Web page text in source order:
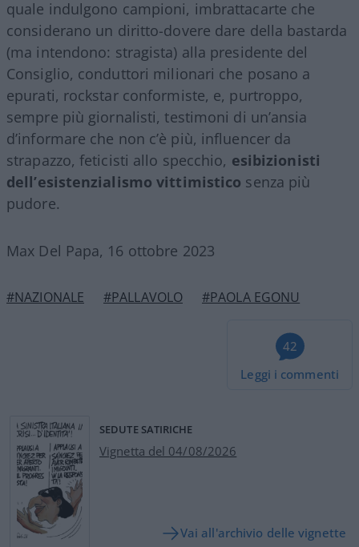
quale indulgono campioni, imbrattacarte che
considerano un diritto-dovere dare della bastarda
(ma intendono: stragista) alla presidente del
Consiglio, conduttori milionari che posano a
epurati, rockstar conformiste, e, purtroppo,
sempre più giornalisti, testimoni di un’ansia
d’informare che non c’è più, influencer da
strapazzo, feticisti allo specchio, esibizionisti
dell’esistenzialismo vittimistico senza più
pudore.
Max Del Papa, 16 ottobre 2023
#NAZIONALE #PALLAVOLO #PAOLA EGONU
42
Leggi i commenti
SEDUTE SATIRICHE
Vignetta del 04/08/2026
Vai all'archivio delle vignette